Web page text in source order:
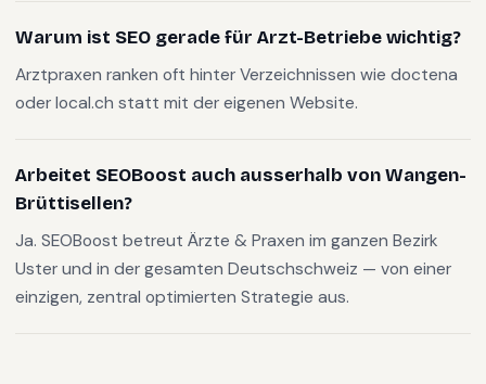
Warum ist SEO gerade für Arzt-Betriebe wichtig?
Arztpraxen ranken oft hinter Verzeichnissen wie doctena
oder local.ch statt mit der eigenen Website.
Arbeitet SEOBoost auch ausserhalb von Wangen-
Brüttisellen?
Ja. SEOBoost betreut Ärzte & Praxen im ganzen Bezirk
Uster und in der gesamten Deutschschweiz — von einer
einzigen, zentral optimierten Strategie aus.